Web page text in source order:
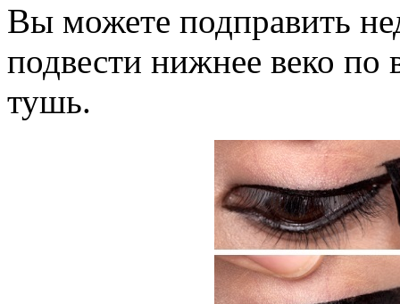
Вы можете подправить
подвести нижнее веко по
тушь.